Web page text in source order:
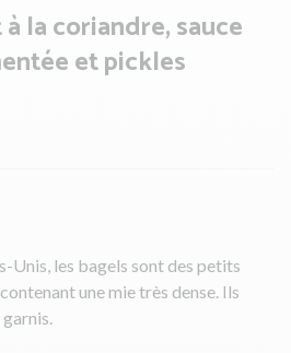
la coriandre, sauce
et pickles
Unis, les bagels sont des petits
une mie très dense. Ils